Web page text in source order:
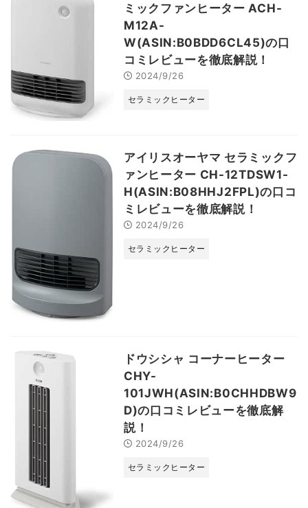
ミックファンヒーター ACH-
M12A-
W(ASIN:B0BDD6CL45)の口
コミレビューを徹底解説！
2024/9/26
セラミックヒーター
アイリスオーヤマ セラミックフ
ァンヒーター CH-12TDSW1-
H(ASIN:B08HHJ2FPL)の口コ
ミレビューを徹底解説！
2024/9/26
セラミックヒーター
ドウシシャ コーナーヒーター
CHY-
101JWH(ASIN:B0CHHDBW9
D)の口コミレビューを徹底解
説！
2024/9/26
セラミックヒーター